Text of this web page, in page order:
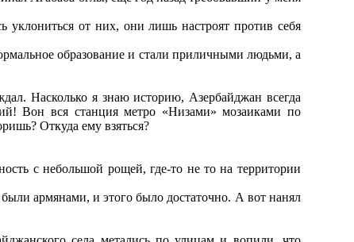
от них, они лишь настроят против себя
образование и стали приличными людьми, а
Насколько я знаю историю, Азербайджан всегда
Вон вся станция метро «Низами» мозаиками по
Откуда ему взяться?
с небольшой рощей, где-то не то на территории
армянами, и этого было достаточно. А вот нанял